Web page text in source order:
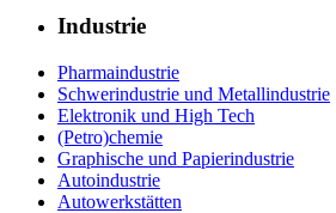
Industrie
Pharmaindustrie
Schwerindustrie und Metallindustrie
Elektronik und High Tech
(Petro)chemie
Graphische und Papierindustrie
Autoindustrie
Autowerkstätten